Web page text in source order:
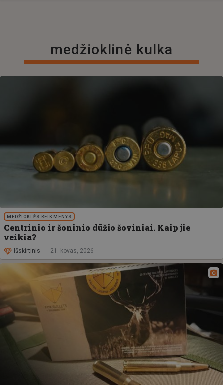
medžioklinė kulka
MEDŽIOKLĖS REIKMENYS
Centrinio ir šoninio dūžio šoviniai. Kaip jie
veikia?
Išskirtinis 21. kovas, 2026